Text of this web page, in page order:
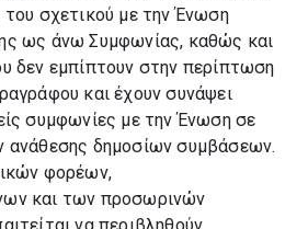
του σχετικού με την Ένωση
ως άνω Συμφωνίας, καθώς και
δεν εμπίπτουν στην περίπτωση
και έχουν συνάψει
συμφωνίες με την Ένωση σε
ανάθεσης δημοσίων συμβάσεων.
φορέων,
και των προσωρινών